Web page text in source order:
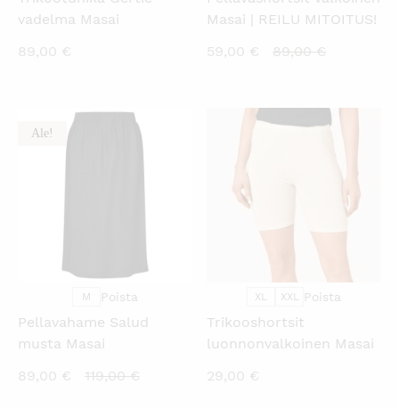
vadelma Masai
89,00 €
Masai | REILU MITOITUS!
59,00 €
Nykyinen
59,00 €.
89,00€
89,00 €.
Ale! KATSO PIKANÄKYMÄ
M Poista
Pellavahame Salud
musta Masai
89,00 €
Nykyinen
119,00€Alkuperäinen
XL XXL Poista
Trikooshortsit
luonnonvalkoinen Masai
29,00 €